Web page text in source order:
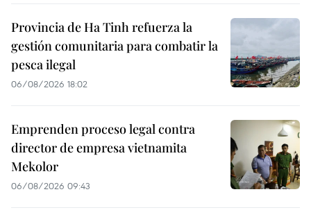
Provincia de Ha Tinh refuerza la
gestión comunitaria para combatir la
pesca ilegal
06/08/2026 18:02
Emprenden proceso legal contra
director de empresa vietnamita
Mekolor
06/08/2026 09:43